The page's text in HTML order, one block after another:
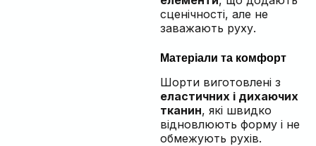
сценічності, але не
заважають руху.
Матеріали та комфорт
Шорти виготовлені з
еластичних і дихаючих
тканин, які швидко
відновлюють форму і не
обмежують рухів.